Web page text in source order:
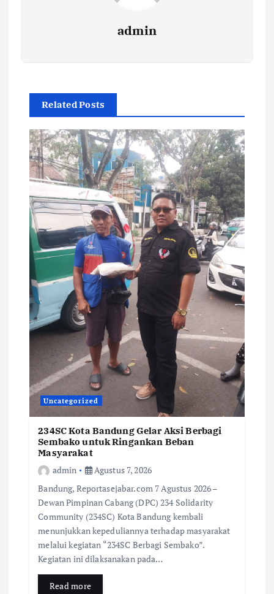
admin
Related Posts
Uncategorized
234SC Kota Bandung Gelar Aksi Berbagi
Sembako untuk Ringankan Beban
Masyarakat
admin
Agustus 7, 2026
Bandung, Reportasejabar.com 7 Agustus 2026 –
Dewan Pimpinan Cabang (DPC) 234 Solidarity
Community (234SC) Kota Bandung kembali
menunjukkan kepeduliannya terhadap masyarakat
melalui kegiatan “234SC Berbagi Sembako”.
Kegiatan ini dilaksanakan pada…
Read more